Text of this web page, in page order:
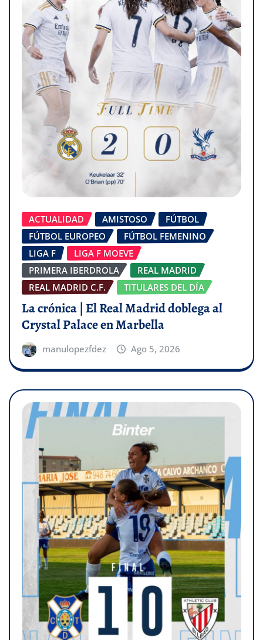
ACTUALIDAD AMISTOSO
FÚTBOL
FÚTBOL EUROPEO
FÚTBOL FEMENINO
LIGA F
LIGA F MOEVE
PRIMERA IBERDROLA
REAL MADRID
REAL MADRID C.F.
TITULARES DEL DÍA
La crónica | El Real Madrid doblega al
Crystal Palace en Marbella
manulopezfdez Ago 5, 2026